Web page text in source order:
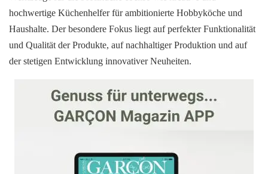
hochwertige Küchenhelfer für ambitionierte Hobbyköche und
Haushalte. Der besondere Fokus liegt auf perfekter Funktionalität
und Qualität der Produkte, auf nachhaltiger Produktion und auf
der stetigen Entwicklung innovativer Neuheiten.